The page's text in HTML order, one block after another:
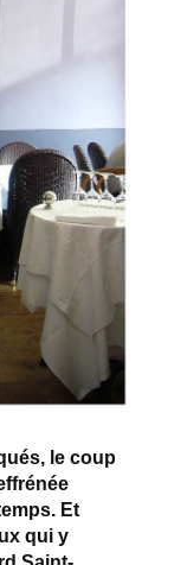
le coup
Et
qui y